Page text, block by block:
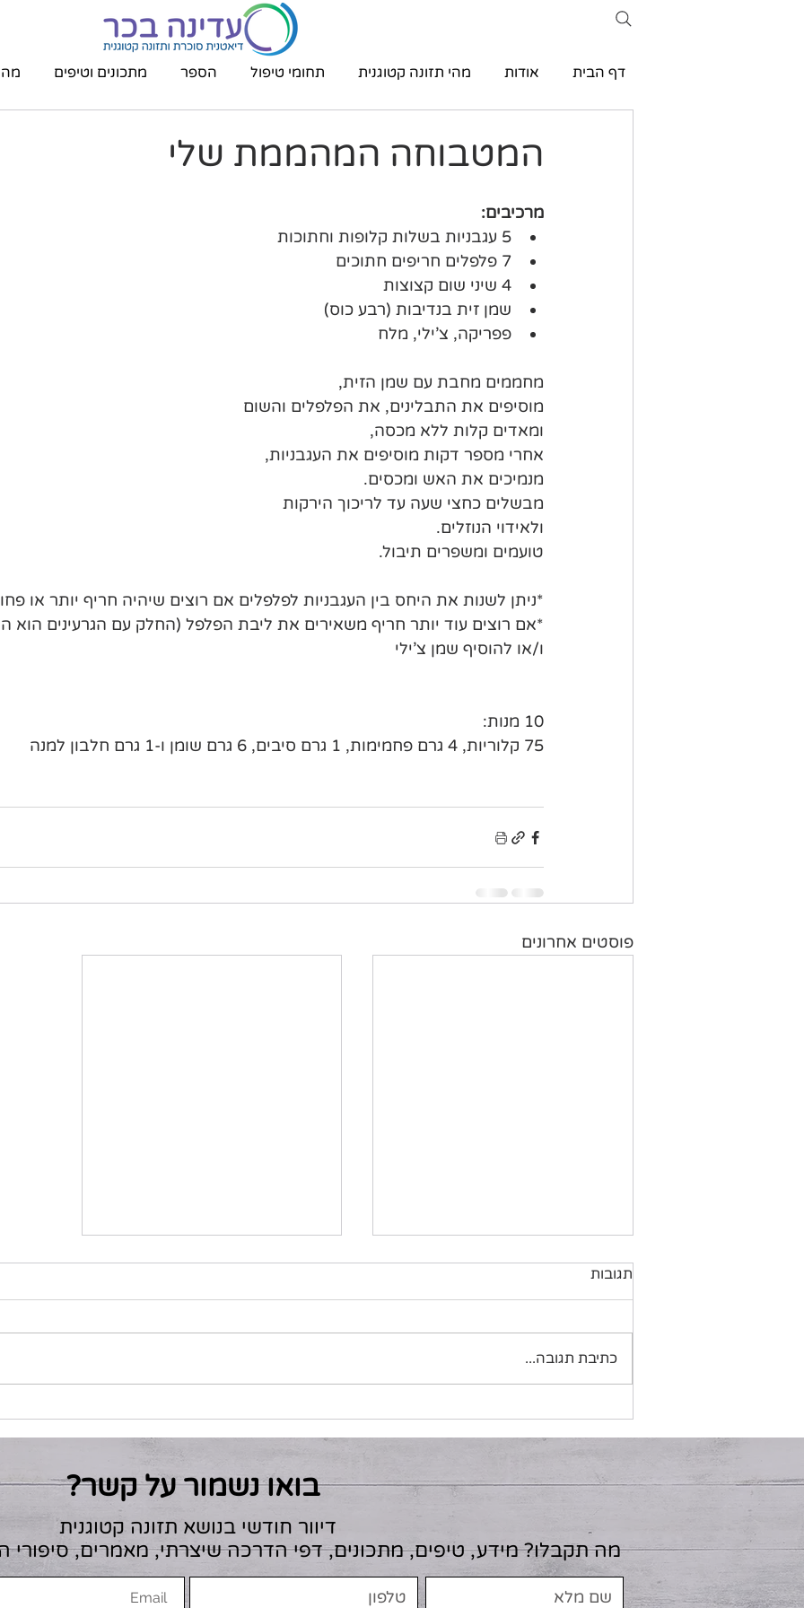
דף הבית אודות מהי תזונה קטוגנית תחומי טיפול הספר מתכונים וטיפים
המטבוחה המהממת שלי
מרכיבים:
5 עגבניות בשלות קלופות וחתוכות
7 פלפלים חריפים חתוכים
4 שיני שום קצוצות
שמן זית בנדיבות (רבע כוס)
פפריקה, צ'ילי, מלח
מחממים מחבת עם שמן הזית,
מוסיפים את התבלינים, את הפלפלים והשום
ומאדים קלות ללא מכסה,
אחרי מספר דקות מוסיפים את העגבניות,
מנמיכים את האש ומכסים.
מבשלים כחצי שעה עד לריכוך הירקות
ולאידוי הנוזלים.
טועמים ומשפרים תיבול.
*ניתן לשנות את היחס בין העגבניות לפלפלים אם רוצים שיהיה חריף יותר או
*אם רוצים עוד יותר חריף משאירים את ליבת הפלפל (החלק עם הגרעינים הוא
ו/או להוסיף שמן צ'ילי
10 מנות:
75 קלוריות, 4 גרם פחמימות, 1 גרם סיבים, 6 גרם שומן ו-1 גרם חלבון למנה
פוסטים אחרונים
פתיתי טופו לסלט
תגובות
כתיבת תגובה...
בואו נשמור על קשר?
דיוור חודשי בנושא תזונה קטוגנית
מה תקבלו? מידע, טיפים, מתכונים, דפי הדרכה שיצרתי, מאמרים, סיפורי